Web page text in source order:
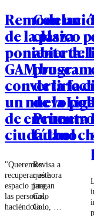
de la plaza
poniente del
GAM busca
convertirla
un nuevo
de encuentro
ciudadano
"Queremos
recuperar este
espacio para
las personas,
haciéndolo
Con un
clásico
abierta:
de la
de la
Primera
fútbol
Revisa a
qué hora
juegan
Colo
Colo, la